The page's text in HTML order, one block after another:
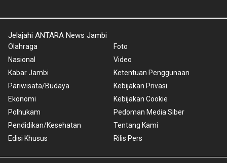
Jelajahi ANTARA News Jambi
Olahraga
Nasional
Kabar Jambi
Pariwisata/Budaya
Ekonomi
Polhukam
Pendidikan/Kesehatan
Edisi Khusus
Foto
Video
Ketentuan Penggunaan
Kebijakan Privasi
Kebijakan Cookie
Pedoman Media Siber
Tentang Kami
Rilis Pers